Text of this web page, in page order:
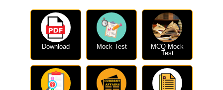
Download Mock Test
MCQ Mock
Test